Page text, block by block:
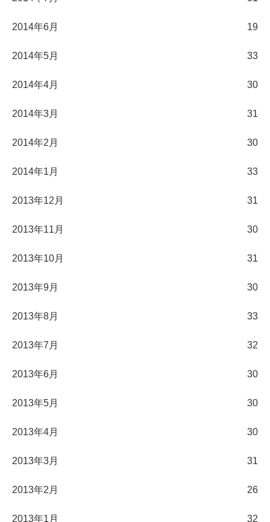
2014年6月 19
2014年5月 33
2014年4月 30
2014年3月 31
2014年2月 30
2014年1月 33
2013年12月 31
2013年11月 30
2013年10月 31
2013年9月 30
2013年8月 33
2013年7月 32
2013年6月 30
2013年5月 30
2013年4月 30
2013年3月 31
2013年2月 26
2013年1月 32